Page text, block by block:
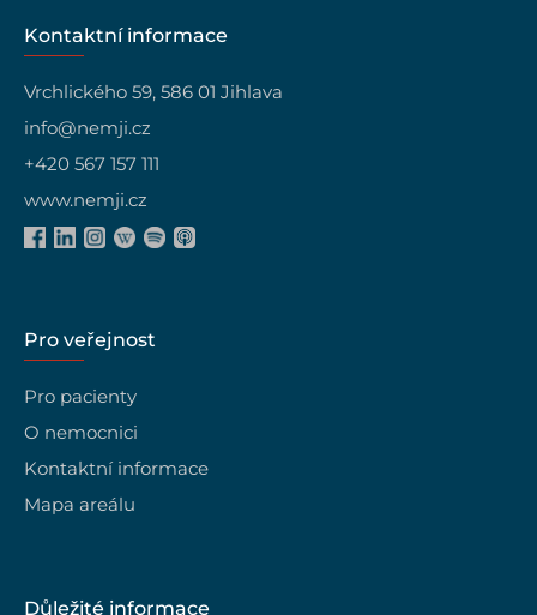
Kontaktní informace
Vrchlického 59, 586 01 Jihlava
info@nemji.cz
+420 567 157 111
www.nemji.cz
Pro veřejnost
Pro pacienty
O nemocnici
Kontaktní informace
Mapa areálu
Důležité informace